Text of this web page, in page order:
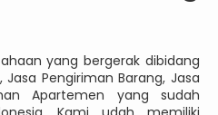
yang bergerak dibidang
Jasa Pengiriman Barang, Jasa
Apartemen yang sudah